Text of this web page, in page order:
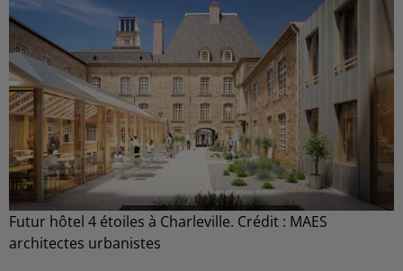
Futur hôtel 4 étoiles à Charleville. Crédit : MAES
architectes urbanistes